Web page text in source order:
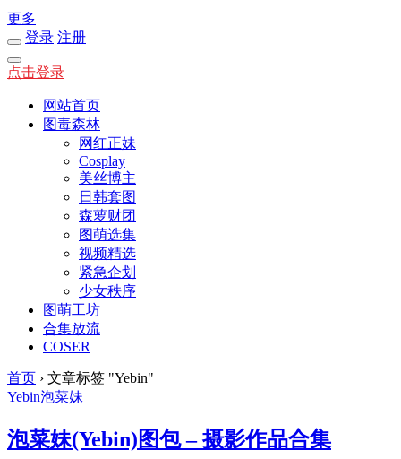
更多
登录 注册
点击登录
网站首页
图毒森林
网红正妹
Cosplay
美丝博主
日韩套图
森萝财团
图萌选集
视频精选
紧急企划
少女秩序
图萌工坊
合集放流
COSER
首页 › 文章标签 "Yebin"
Yebin泡菜妹
泡菜妹(Yebin)图包 – 摄影作品合集